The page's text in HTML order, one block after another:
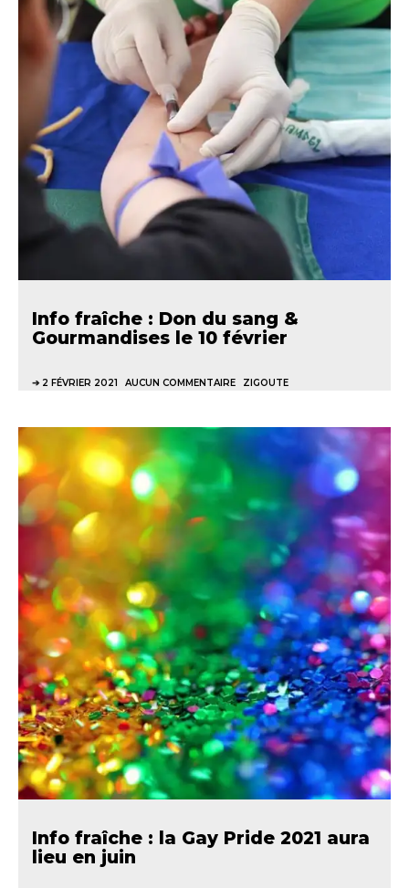
Info fraîche : Don du sang &
Gourmandises le 10 février
2 FÉVRIER 2021 AUCUN COMMENTAIRE ZIGOUTE
Info fraîche : la Gay Pride 2021 aura
lieu en juin